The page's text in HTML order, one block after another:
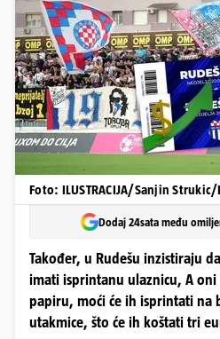
Foto: ILUSTRACIJA/Sanjin Strukic/
Dodaj 24sata među
Također, u Rudešu inzistiraju
imati isprintanu ulaznicu, A
papiru, moći će ih isprintati na
utakmice, što će ih koštati tri